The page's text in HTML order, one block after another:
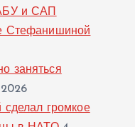
и САП
Стефанишиной
заняться
2026
громкое